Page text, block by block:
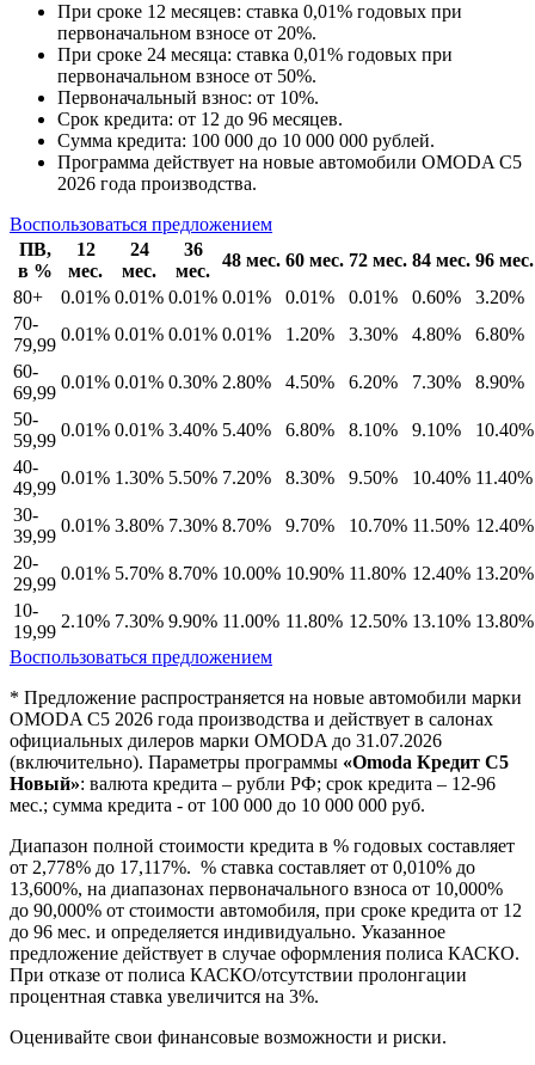
При сроке 12 месяцев: ставка 0,01% годовых при
первоначальном взносе от 20%.
При сроке 24 месяца: ставка 0,01% годовых при
первоначальном взносе от 50%.
Первоначальный взнос: от 10%.
Срок кредита: от 12 до 96 месяцев.
Сумма кредита: 100 000 до 10 000 000 рублей.
Программа действует на новые автомобили OMODA C5
2026 года производства.
Воспользоваться предложением
ПВ,
в %
12
мес.
24
мес.
36
мес.
48 мес. 60 мес. 72 мес. 84 мес. 96 мес.
80+
0.01% 0.01% 0.01% 0.01% 0.01% 0.01% 0.60%
3.20%
70-
79,99
0.01% 0.01% 0.01% 0.01% 1.20% 3.30% 4.80%
6.80%
60-
69,99
0.01% 0.01% 0.30% 2.80% 4.50% 6.20% 7.30%
8.90%
50-
59,99
0.01% 0.01% 3.40% 5.40% 6.80% 8.10% 9.10%
10.40%
40-
49,99
0.01% 1.30% 5.50% 7.20% 8.30% 9.50% 10.40% 11.40%
30-
39,99
0.01% 3.80% 7.30% 8.70% 9.70% 10.70% 11.50% 12.40%
20-
29,99
0.01% 5.70% 8.70% 10.00% 10.90% 11.80% 12.40% 13.20%
10-
19,99
2.10% 7.30% 9.90% 11.00% 11.80% 12.50% 13.10% 13.80%
Воспользоваться предложением
* Предложение распространяется на новые автомобили марки
OMODA C5 2026 года производства и действует в салонах
официальных дилеров марки OMODA до 31.07.2026
(включительно). Параметры программы «Omoda Кредит C5
Новый»: валюта кредита – рубли РФ; срок кредита – 12-96
мес.; сумма кредита - от 100 000 до 10 000 000 руб.
Диапазон полной стоимости кредита в % годовых составляет
от 2,778% до 17,117%. % ставка составляет от 0,010% до
13,600%, на диапазонах первоначального взноса от 10,000%
до 90,000% от стоимости автомобиля, при сроке кредита от 12
до 96 мес. и определяется индивидуально. Указанное
предложение действует в случае оформления полиса КАСКО.
При отказе от полиса КАСКО/отсутствии пролонгации
процентная ставка увеличится на 3%.
Оценивайте свои финансовые возможности и риски.